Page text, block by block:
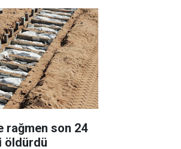
rağmen son 24
öldürdü